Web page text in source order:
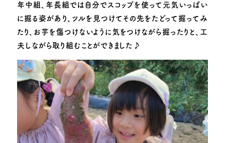
年中組、年長組では自分でスコップを使って元気いっぱい
に掘る姿があり、ツルを見つけてその先をたどって掘ってみ
たり、お芋を傷つけないように気をつけながら掘ったりと、工
夫しながら取り組むことができました♪